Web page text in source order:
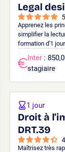
Legal
5
Apprenez les
simplifier la
formation d'1 jour.
Inter :
stagiaire
Droit à
DRT.39
Maîtrisez très
1 jour